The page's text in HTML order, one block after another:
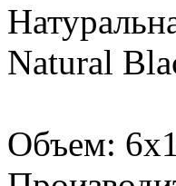
Natural
Объем: